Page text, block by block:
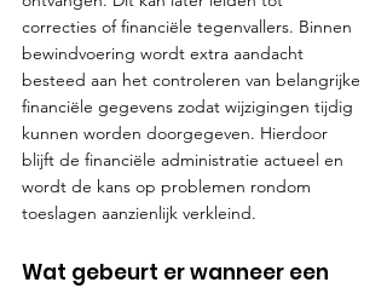
correcties of financiële tegenvallers. Binnen
bewindvoering wordt extra aandacht
besteed aan het controleren van belangrijke
financiële gegevens zodat wijzigingen tijdig
kunnen worden doorgegeven. Hierdoor
blijft de financiële administratie actueel en
wordt de kans op problemen rondom
toeslagen aanzienlijk verkleind.
Wat gebeurt er wanneer een